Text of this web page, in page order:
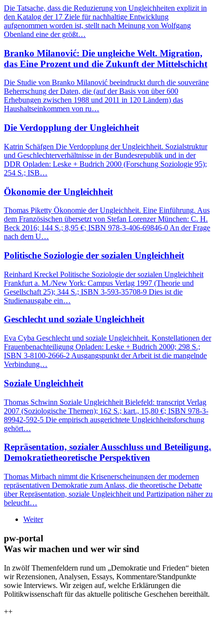
Die Tatsache, dass die Reduzierung von Ungleichheiten explizit in
den Katalog der 17 Ziele für nachhaltige Entwicklung
aufgenommen worden ist, stellt nach Meinung von Wolfgang
Obenland eine der größt…
Branko Milanović: Die ungleiche Welt. Migration,
das Eine Prozent und die Zukunft der Mittelschicht
Die Studie von Branko Milanović beeindruckt durch die souveräne
Beherrschung der Daten, die (auf der Basis von über 600
Erhebungen zwischen 1988 und 2011 in 120 Ländern) das
Haushaltseinkommen von ru…
Die Verdopplung der Ungleichheit
Katrin Schäfgen Die Verdopplung der Ungleichheit. Sozialstruktur
und Geschlechterverhältnisse in der Bundesrepublik und in der
DDR Opladen: Leske + Budrich 2000 (Forschung Soziologie 95);
254 S.; ISB…
Ökonomie der Ungleichheit
Thomas Piketty Ökonomie der Ungleichheit. Eine Einführung. Aus
dem Französischen übersetzt von Stefan Lorenzer München: C. H.
Beck 2016; 144 S.; 8,95 €; ISBN 978-3-406-69846-0 An der Frage
nach dem U…
Politische Soziologie der sozialen Ungleichheit
Reinhard Kreckel Politische Soziologie der sozialen Ungleichheit
Frankfurt a. M./New York: Campus Verlag 1997 (Theorie und
Gesellschaft 25); 344 S.; ISBN 3-593-35708-9 Dies ist die
Studienausgabe ein…
Geschlecht und soziale Ungleichheit
Eva Cyba Geschlecht und soziale Ungleichheit. Konstellationen der
Frauenbenachteiligung Opladen: Leske + Budrich 2000; 298 S.;
ISBN 3-8100-2666-2 Ausgangspunkt der Arbeit ist die mangelnde
Verbindung…
Soziale Ungleichheit
Thomas Schwinn Soziale Ungleichheit Bielefeld: transcript Verlag
2007 (Soziologische Themen); 162 S.; kart., 15,80 €; ISBN 978-3-
89942-592-5 Die empirisch ausgerichtete Ungleichheitsforschung
gehört…
Repräsentation, sozialer Ausschluss und Beteiligung.
Demokratietheoretische Perspektiven
Thomas Mirbach nimmt die Krisenerscheinungen der modernen
repräsentativen Demokratie zum Anlass, die theoretische Debatte
über Repräsentation, soziale Ungleichheit und Partizipation näher zu
beleucht…
Weiter
pw-portal
Was wir machen und wer wir sind
In zwölf Themenfeldern rund um „Demokratie und Frieden“ bieten
wir Rezensionen, Analysen, Essays, Kommentare/Standpunkte
sowie Interviews. Wir zeigen auf, welche Erklärungen die
Politikwissenschaft für das aktuelle politische Geschehen bereithält.
++